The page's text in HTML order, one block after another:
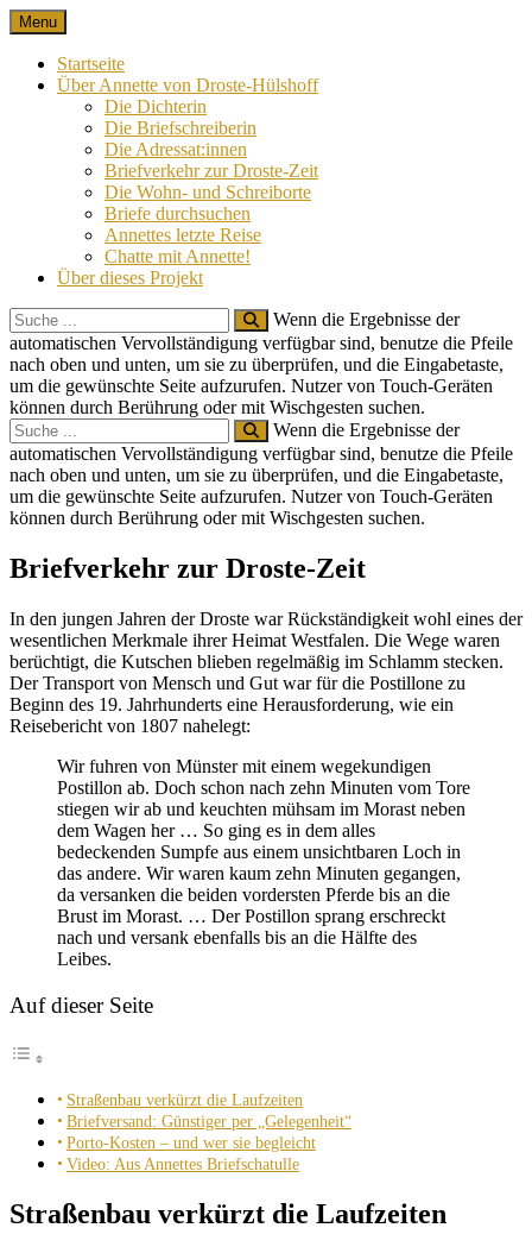
Skip
to
content
Nach 100 Jahren
Annette von Droste-Hülshoff in Briefen
Menu
Startseite
Über Annette von Droste-Hülshoff
Die Dichterin
Die Briefschreiberin
Die Adressat:innen
Briefverkehr zur Droste-Zeit
Die Wohn- und Schreiborte
Briefe durchsuchen
Annettes letzte Reise
Chatte mit Annette!
Über dieses Projekt
Search
for:
Wenn die Ergebnisse der
automatischen Vervollständigung verfügbar sind, benutze die Pfeile
nach oben und unten, um sie zu überprüfen, und die Eingabetaste,
um die gewünschte Seite aufzurufen. Nutzer von Touch-Geräten
können durch Berührung oder mit Wischgesten suchen.
Search
for:
Wenn die Ergebnisse der
automatischen Vervollständigung verfügbar sind, benutze die Pfeile
nach oben und unten, um sie zu überprüfen, und die Eingabetaste,
um die gewünschte Seite aufzurufen. Nutzer von Touch-Geräten
können durch Berührung oder mit Wischgesten suchen.
Site
Overlay
Briefverkehr zur Droste-Zeit
In den jungen Jahren der Droste war Rückständigkeit wohl eines der
wesentlichen Merkmale ihrer Heimat Westfalen. Die Wege waren
berüchtigt, die Kutschen blieben regelmäßig im Schlamm stecken.
Der Transport von Mensch und Gut war für die Postillone zu
Beginn des 19. Jahrhunderts eine Herausforderung, wie ein
Reisebericht von 1807 nahelegt:
Wir fuhren von Münster mit einem wegekundigen
Postillon ab. Doch schon nach zehn Minuten vom Tore
stiegen wir ab und keuchten mühsam im Morast neben
dem Wagen her … So ging es in dem alles
bedeckenden Sumpfe aus einem unsichtbaren Loch in
das andere. Wir waren kaum zehn Minuten gegangen,
da versanken die beiden vordersten Pferde bis an die
Brust im Morast. … Der Postillon sprang erschreckt
nach und versank ebenfalls bis an die Hälfte des
Leibes.
Auf dieser Seite
Straßenbau verkürzt die Laufzeiten
Briefversand: Günstiger per „Gelegenheit“
Porto-Kosten – und wer sie begleicht
Video: Aus Annettes Briefschatulle
Straßenbau verkürzt die Laufzeiten